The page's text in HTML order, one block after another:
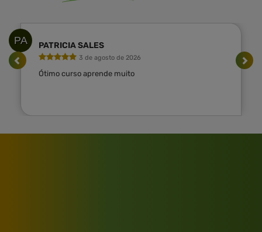
PA PATRICIA SALES
3 de agosto de 2026
Ótimo curso aprende muito